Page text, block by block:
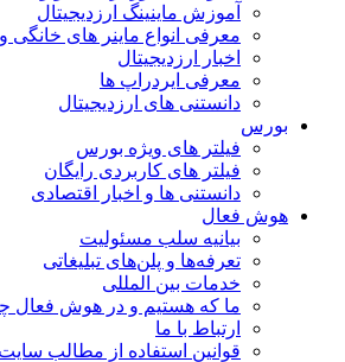
آموزش ماینینگ ارزدیجیتال
معرفی انواع ماینر های خانگی
اخبار ارزدیجیتال
معرفی ایردراپ ها
دانستنی های ارزدیجیتال
بورس
فیلتر های ویژه بورس
فیلتر های کاربردی رایگان
دانستنی ها و اخبار اقتصادی
هوش فعال
بیانیه سلب مسئولیت
تعرفه‌ها و پلن‌های تبلیغاتی
خدمات بین المللی
ما که هستیم و در هوش فعال
ارتباط با ما
قوانین استفاده از مطالب